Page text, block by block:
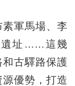
軍馬場、李
遺址……這幾
古驛路保護
優勢，打造